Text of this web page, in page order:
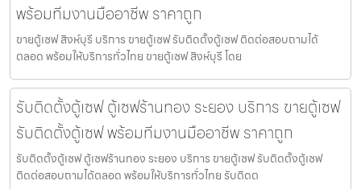
พร้อมทีมงานมืออาชีพ ราคาถูก
ขายตู้เซฟ สิงห์บุรี บริการ ขายตู้เซฟ รับติดตั้งตู้เซฟ ติดต่อสอบถามได้
ตลอด พร้อมให้บริการทั่วไทย ขายตู้เซฟ สิงห์บุรี โดย
รับติดตั้งตู้เซฟ ตู้เซฟร้านทอง ระยอง บริการ ขายตู้เซฟ
รับติดตั้งตู้เซฟ พร้อมทีมงานมืออาชีพ ราคาถูก
รับติดตั้งตู้เซฟ ตู้เซฟร้านทอง ระยอง บริการ ขายตู้เซฟ รับติดตั้งตู้เซฟ
ติดต่อสอบถามได้ตลอด พร้อมให้บริการทั่วไทย รับติดต